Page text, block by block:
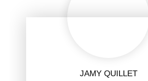
JAMY QUILLET